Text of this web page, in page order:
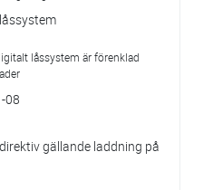
låssystem är förenklad
08
gällande laddning på